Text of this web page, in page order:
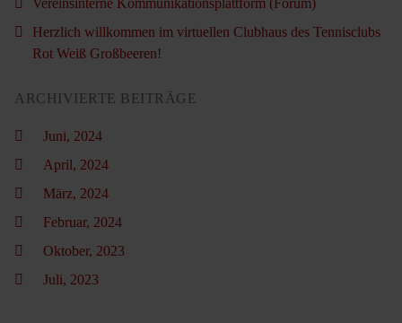
Vereinsinterne Kommunikationsplattform (Forum)
Herzlich willkommen im virtuellen Clubhaus des Tennisclubs
Rot Weiß Großbeeren!
ARCHIVIERTE BEITRÄGE
Juni, 2024
April, 2024
März, 2024
Februar, 2024
Oktober, 2023
Juli, 2023